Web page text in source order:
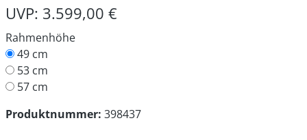
UVP: 3.599,00 €
Rahmenhöhe
49 cm
53 cm
57 cm
Produktnummer: 398437